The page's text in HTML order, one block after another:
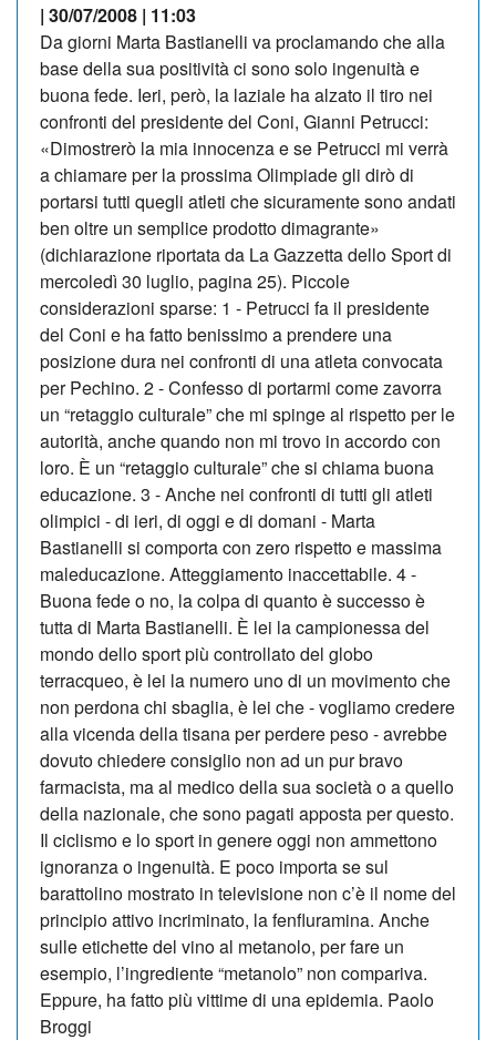
| 30/07/2008 | 11:03
Da giorni Marta Bastianelli va proclamando che alla
base della sua positività ci sono solo ingenuità e
buona fede. Ieri, però, la laziale ha alzato il tiro nei
confronti del presidente del Coni, Gianni Petrucci:
«Dimostrerò la mia innocenza e se Petrucci mi verrà
a chiamare per la prossima Olimpiade gli dirò di
portarsi tutti quegli atleti che sicuramente sono andati
ben oltre un semplice prodotto dimagrante»
(dichiarazione riportata da La Gazzetta dello Sport di
mercoledì 30 luglio, pagina 25). Piccole
considerazioni sparse: 1 - Petrucci fa il presidente
del Coni e ha fatto benissimo a prendere una
posizione dura nei confronti di una atleta convocata
per Pechino. 2 - Confesso di portarmi come zavorra
un “retaggio culturale” che mi spinge al rispetto per le
autorità, anche quando non mi trovo in accordo con
loro. È un “retaggio culturale” che si chiama buona
educazione. 3 - Anche nei confronti di tutti gli atleti
olimpici - di ieri, di oggi e di domani - Marta
Bastianelli si comporta con zero rispetto e massima
maleducazione. Atteggiamento inaccettabile. 4 -
Buona fede o no, la colpa di quanto è successo è
tutta di Marta Bastianelli. È lei la campionessa del
mondo dello sport più controllato del globo
terracqueo, è lei la numero uno di un movimento che
non perdona chi sbaglia, è lei che - vogliamo credere
alla vicenda della tisana per perdere peso - avrebbe
dovuto chiedere consiglio non ad un pur bravo
farmacista, ma al medico della sua società o a quello
della nazionale, che sono pagati apposta per questo.
Il ciclismo e lo sport in genere oggi non ammettono
ignoranza o ingenuità. E poco importa se sul
barattolino mostrato in televisione non c’è il nome del
principio attivo incriminato, la fenfluramina. Anche
sulle etichette del vino al metanolo, per fare un
esempio, l’ingrediente “metanolo” non compariva.
Eppure, ha fatto più vittime di una epidemia. Paolo
Broggi